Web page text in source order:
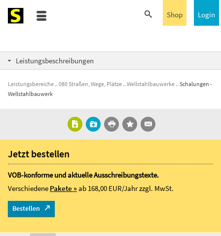
Login
Shop
Leistungsbeschreibungen
Leistungsbereiche 080 Straßen, Wege, Plätze Wellstahlbauwerke
Schalungen -
Wellstahlbauwerk
Jetzt bestellen
VOB-konforme und aktuelle Ausschreibungstexte.
Verschiedene Pakete »ab 168,00 EUR/Jahrzzgl. MwSt.
Bestellen